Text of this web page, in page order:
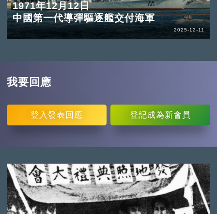
1971年12月12日
中國第一代導彈驅逐艦交付海軍
2025-12-11
我要回應
登入 發表回應 登記成為新會員